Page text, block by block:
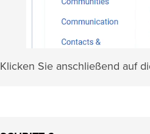
Klicken Sie anschließend auf